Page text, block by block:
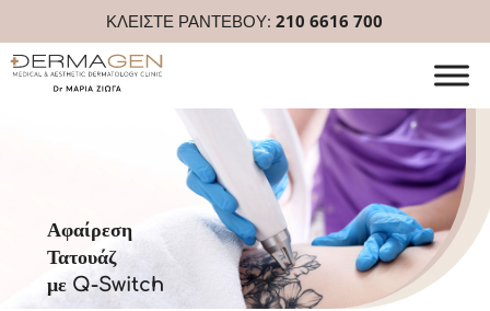
ΚΛΕΙΣΤΕ ΡΑΝΤΕΒΟΥ:210 6616 700
Αφαίρεση
Τατουάζ
με Q-Switch